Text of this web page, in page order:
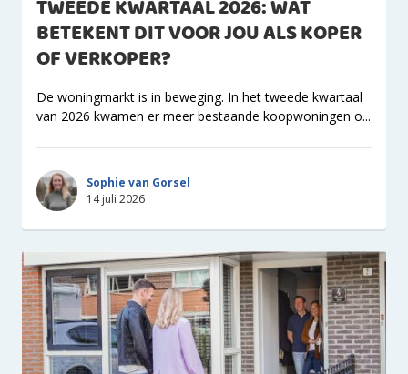
TWEEDE KWARTAAL 2026: WAT
BETEKENT DIT VOOR JOU ALS KOPER
OF VERKOPER?
De woningmarkt is in beweging. In het tweede kwartaal
van 2026 kwamen er meer bestaande koopwoningen o...
Sophie van Gorsel
14 juli 2026